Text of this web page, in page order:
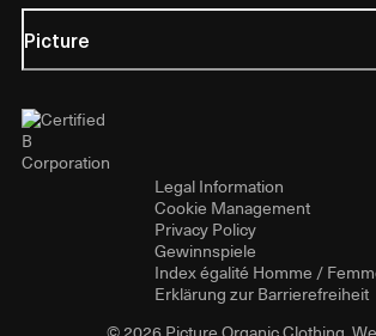
Picture
Legal Information
Cookie Management
Privacy Policy
Gewinnspiele
Index égalité Homme /
Erklärung zur Barrierefreiheit